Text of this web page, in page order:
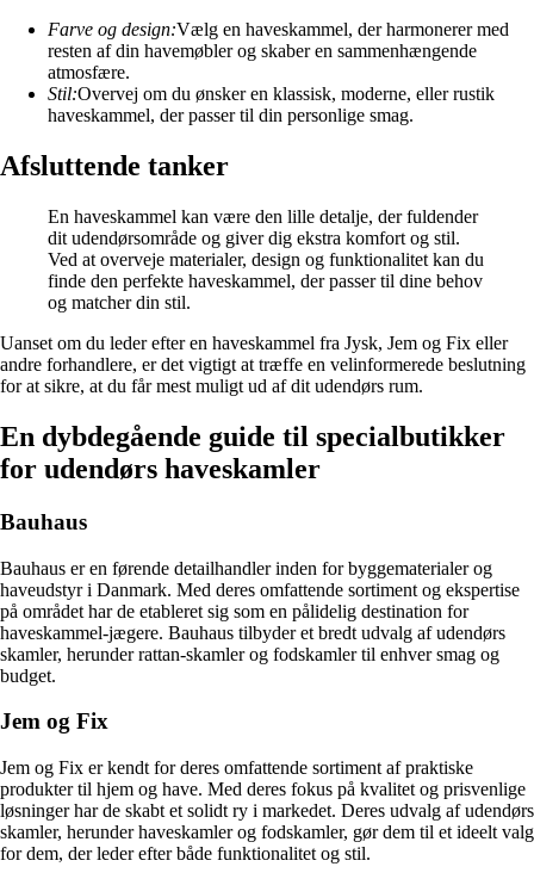
Farve og design:Vælg en haveskammel, der harmonerer med
resten af din havemøbler og skaber en sammenhængende
atmosfære.
Stil:Overvej om du ønsker en klassisk, moderne, eller rustik
haveskammel, der passer til din personlige smag.
Afsluttende tanker
En haveskammel kan være den lille detalje, der fuldender
dit udendørsområde og giver dig ekstra komfort og stil.
Ved at overveje materialer, design og funktionalitet kan du
finde den perfekte haveskammel, der passer til dine behov
og matcher din stil.
Uanset om du leder efter en haveskammel fra Jysk, Jem og Fix eller
andre forhandlere, er det vigtigt at træffe en velinformerede beslutning
for at sikre, at du får mest muligt ud af dit udendørs rum.
En dybdegående guide til specialbutikker
for udendørs haveskamler
Bauhaus
Bauhaus er en førende detailhandler inden for byggematerialer og
haveudstyr i Danmark. Med deres omfattende sortiment og ekspertise
på området har de etableret sig som en pålidelig destination for
haveskammel-jægere. Bauhaus tilbyder et bredt udvalg af udendørs
skamler, herunder rattan-skamler og fodskamler til enhver smag og
budget.
Jem og Fix
Jem og Fix er kendt for deres omfattende sortiment af praktiske
produkter til hjem og have. Med deres fokus på kvalitet og prisvenlige
løsninger har de skabt et solidt ry i markedet. Deres udvalg af udendørs
skamler, herunder haveskamler og fodskamler, gør dem til et ideelt valg
for dem, der leder efter både funktionalitet og stil.